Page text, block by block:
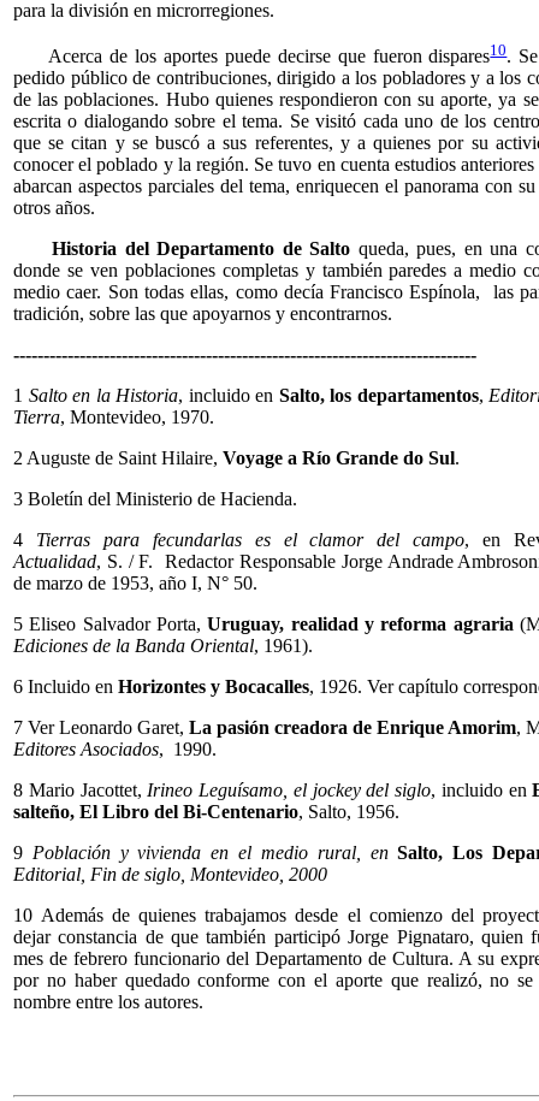
para la división en microrregiones.
Acerca de los aportes puede decirse que fueron dispares10.
pedido público de contribuciones, dirigido a los pobladores y a los
de las poblaciones. Hubo quienes respondieron con su aporte, ya
escrita o dialogando sobre el tema. Se visitó cada uno de los
que se citan y se buscó a sus referentes, y a quienes por su
conocer el poblado y la región. Se tuvo en cuenta estudios
abarcan aspectos parciales del tema, enriquecen el panorama con
otros años.
Historia del Departamento de Salto queda, pues, en una
donde se ven poblaciones completas y también paredes a medio
medio caer. Son todas ellas, como decía Francisco Espínola, las
tradición, sobre las que apoyarnos y encontrarnos.
-----------------------------------------------------------------------------
1 Salto en la Historia, incluido en Salto, los departamentos,
Tierra, Montevideo, 1970.
2 Auguste de Saint Hilaire, Voyage a Río Grande do Sul.
3 Boletín del Ministerio de Hacienda.
4 Tierras para fecundarlas es el clamor del campo, en
Actualidad, S. / F. Redactor Responsable Jorge Andrade
de marzo de 1953, año I, N° 50.
5 Eliseo Salvador Porta,Uruguay, realidad y reforma agraria
Ediciones de la Banda Oriental, 1961).
6 Incluido en Horizontes y Bocacalles, 1926. Ver capítulo
7 Ver Leonardo Garet, La pasión creadora de Enrique Amorim,
Editores Asociados, 1990.
8 Mario Jacottet, Irineo Leguísamo, el jockey del siglo, incluido en
salteño, El Libro del Bi-Centenario, Salto, 1956.
9 Población y vivienda en el medio rural, enSalto, Los
Editorial, Fin de siglo, Montevideo, 2000
10 Además de quienes trabajamos desde el comienzo del
dejar constancia de que también participó Jorge Pignataro, quien
mes de febrero funcionario del Departamento de Cultura. A su
por no haber quedado conforme con el aporte que realizó, no
nombre entre los autores.